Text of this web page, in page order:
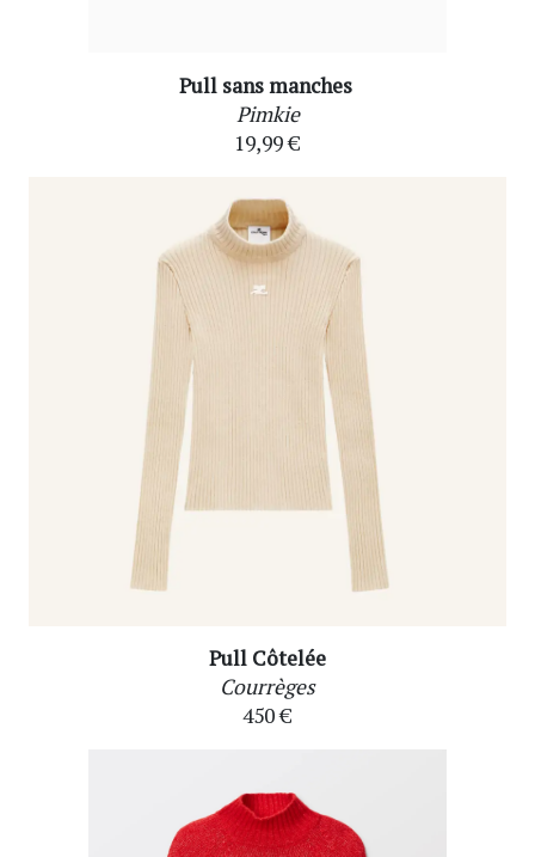
Pull sans manches
Pimkie
19,99 €
Pull Côtelée
Courrèges
450 €